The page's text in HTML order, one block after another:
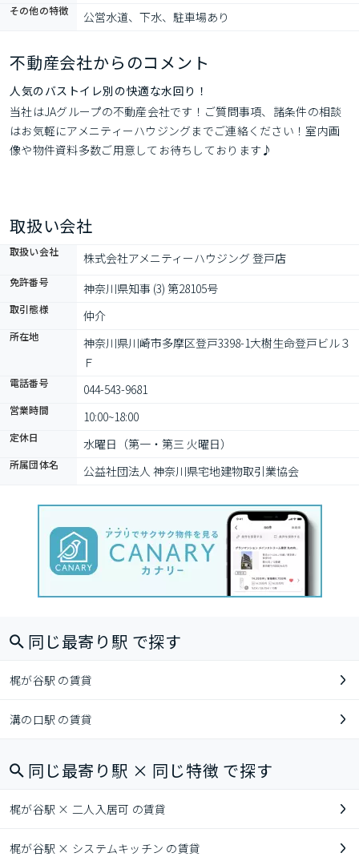
その他の特徴 公営水道、下水、駐車場あり
不動産会社からのコメント
人気のバストイレ別の快適な水回り！
当社はJAグループの不動産会社です！ご質問事項、諸条件の相談
はお気軽にアメニティーハウジングまでご連絡ください！室内画
像や物件資料多数ご用意してお待ちしております♪
取扱い会社
取扱い会社 株式会社アメニティーハウジング 登戸店
免許番号 神奈川県知事 (3) 第28105号
取引態様 仲介
所在地
神奈川県川崎市多摩区登戸3398-1大樹生命登戸ビル３
Ｆ
電話番号 044-543-9681
営業時間 10:00~18:00
定休日 水曜日（第一・第三 火曜日）
所属団体名 公益社団法人 神奈川県宅地建物取引業協会
同じ最寄り駅 で探す
梶が谷駅 の賃貸
溝の口駅 の賃貸
同じ最寄り駅 × 同じ特徴 で探す
梶が谷駅 × 二人入居可 の賃貸
梶が谷駅 × システムキッチン の賃貸